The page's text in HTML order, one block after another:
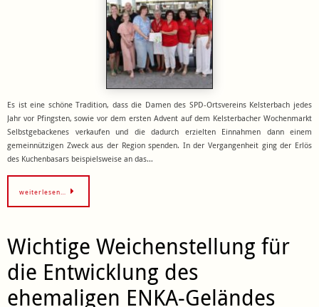
Es ist eine schöne Tradition, dass die Damen des SPD-Ortsvereins Kelsterbach jedes
Jahr vor Pfingsten, sowie vor dem ersten Advent auf dem Kelsterbacher Wochenmarkt
Selbstgebackenes verkaufen und die dadurch erzielten Einnahmen dann einem
gemeinnützigen Zweck aus der Region spenden. In der Vergangenheit ging der Erlös
des Kuchenbasars beispielsweise an das…
weiterlesen…
Wichtige Weichenstellung für
die Entwicklung des
ehemaligen ENKA-Geländes